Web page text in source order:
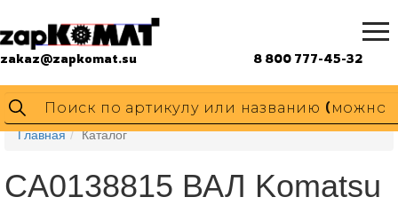
zakaz@zapkomat.su 8 800 777-45-32
Главная Каталог
CA0138815 ВАЛ Komatsu